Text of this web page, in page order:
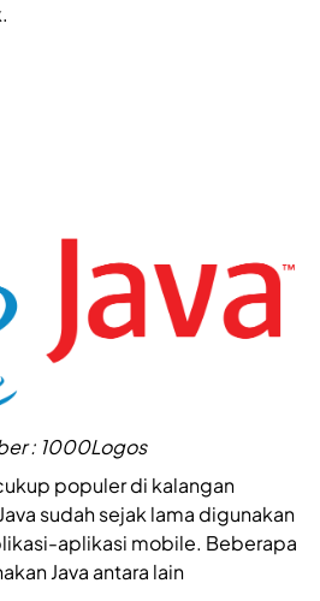
: 1000Logos
populer di kalangan
sudah sejak lama digunakan
aplikasi mobile. Beberapa
Java antara lain